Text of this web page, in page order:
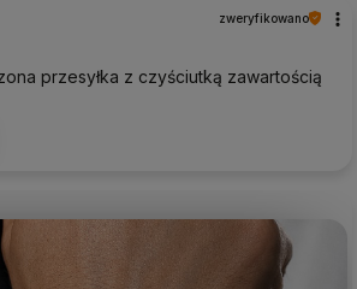
zweryfikowano
przesyłka z czyściutką zawartością